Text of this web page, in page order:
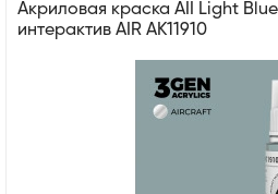
Акриловая краска AII Light
интерактив AIR AK11910